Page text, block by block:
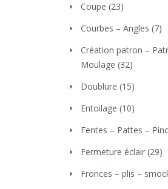
Coupe (23)
Courbes – Angles (7)
Création patron –
Moulage (32)
Doublure (15)
Entoilage (10)
Fentes – Pattes –
Fermeture éclair (29)
Fronces – plis –